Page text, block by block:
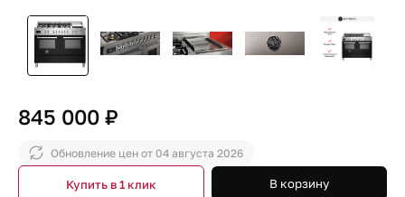
845 000 ₽
Обновление цен от 04 августа 2026
В корзину
Купить в 1 клик